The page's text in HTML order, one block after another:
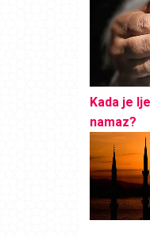
Kada je
namaz?